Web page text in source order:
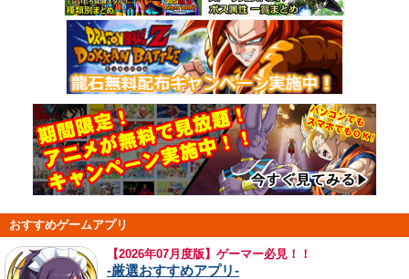
おすすめゲームアプリ
【2026年07月度版】ゲーマー必見！！
-厳選おすすめアプリ-